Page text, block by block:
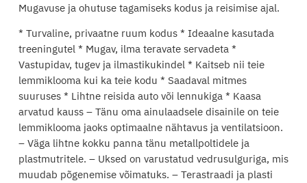
Mugavuse ja ohutuse tagamiseks kodus ja reisimise ajal.
* Turvaline, privaatne ruum kodus * Ideaalne kasutada
treeningutel * Mugav, ilma teravate servadeta *
Vastupidav, tugev ja ilmastikukindel * Kaitseb nii teie
lemmiklooma kui ka teie kodu * Saadaval mitmes
suuruses * Lihtne reisida auto või lennukiga * Kaasa
arvatud kauss – Tänu oma ainulaadsele disainile on teie
lemmiklooma jaoks optimaalne nähtavus ja ventilatsioon.
– Väga lihtne kokku panna tänu metallpoltidele ja
plastmutritele. – Uksed on varustatud vedrusulguriga, mis
muudab põgenemise võimatuks. – Terastraadi ja plasti